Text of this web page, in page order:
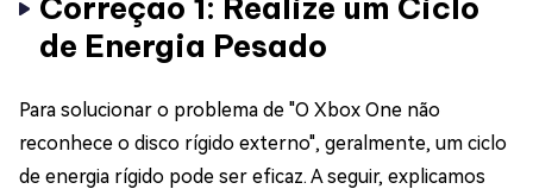
de Energia Pesado
Para solucionar o problema de "O Xbox One não
reconhece o disco rígido externo", geralmente, um ciclo
de energia rígido pode ser eficaz. A seguir, explicamos